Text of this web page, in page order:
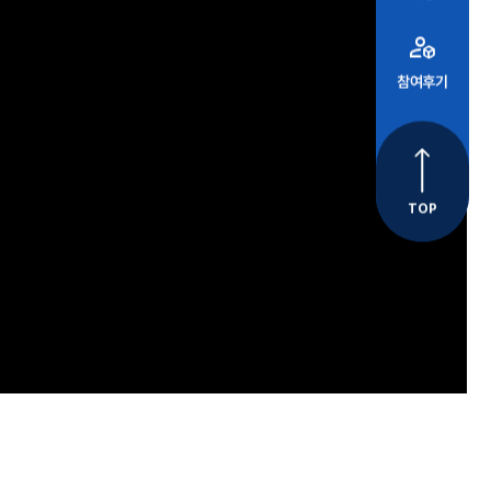
deployed_code_account
참여후기
TOP